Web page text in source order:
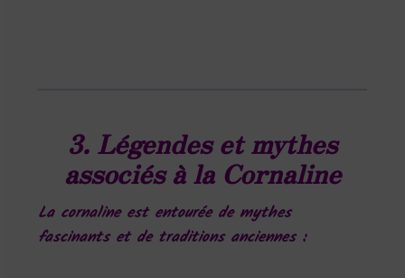
3. Légendes et mythes
associés à la Cornaline
La cornaline est entourée de mythes
fascinants et de traditions anciennes :